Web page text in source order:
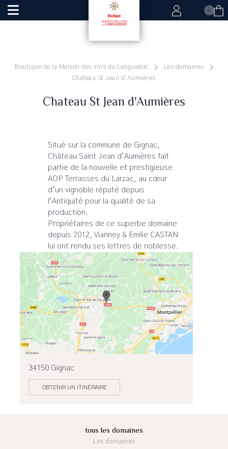
0
Boutique de la Maison des vins du Languedoc
Les domaines
Chateau St Jean d'Aumières
Chateau St Jean d'Aumières
Situé sur la commune de Gignac,
Château Saint Jean d’Aumières fait
partie de la nouvelle et prestigieuse
AOP Terrasses du Larzac, au cœur
d’un vignoble réputé depuis
l’Antiquité pour la qualité de sa
production.
Propriétaires de ce superbe domaine
depuis 2012, Vianney & Emilie CASTAN
lui ont rendu ses lettres de noblesse.
34150 Gignac
OBTENIR UN ITINÉRAIRE
tous les domaines
Les domaines